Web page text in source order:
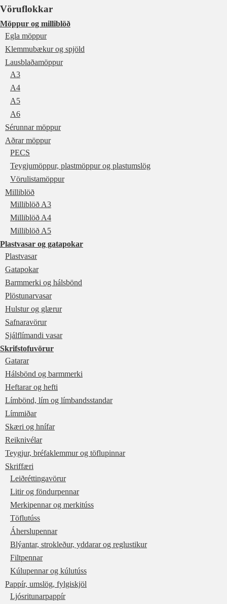
Vöruflokkar
Möppur og milliblöð
Egla möppur
Klemmubækur og spjöld
Lausblaðamöppur
A3
A4
A5
A6
Sérunnar möppur
Aðrar möppur
PECS
Teygjumöppur, plastmöppur og plastumslög
Vörulistamöppur
Milliblöð
Milliblöð A3
Milliblöð A4
Milliblöð A5
Plastvasar og gatapokar
Plastvasar
Gatapokar
Barmmerki og hálsbönd
Plöstunarvasar
Hulstur og glærur
Safnaravörur
Sjálflímandi vasar
Skrifstofuvörur
Gatarar
Hálsbönd og barmmerki
Heftarar og hefti
Límbönd, lím og límbandsstandar
Límmiðar
Skæri og hnífar
Reiknivélar
Teygjur, bréfaklemmur og töflupinnar
Skriffæri
Leiðréttingavörur
Litir og föndurpennar
Merkipennar og merkitúss
Töflutúss
Áherslupennar
Blýantar, strokleður, yddarar og reglustikur
Filtpennar
Kúlupennar og kúlutúss
Pappír, umslög, fylgiskjöl
Ljósritunarpappír